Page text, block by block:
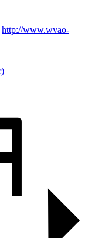
http://www.wvao-